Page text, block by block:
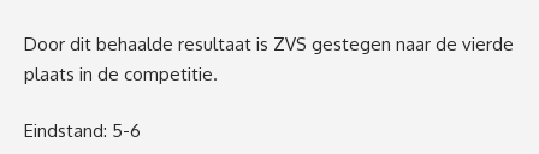
Door dit behaalde resultaat is ZVS gestegen naar de vierde
plaats in de competitie.
Eindstand: 5-6